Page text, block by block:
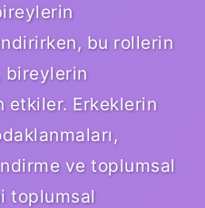
bu rollerin
bireylerin
etkiler. Erkeklerin
ve toplumsal
toplumsal